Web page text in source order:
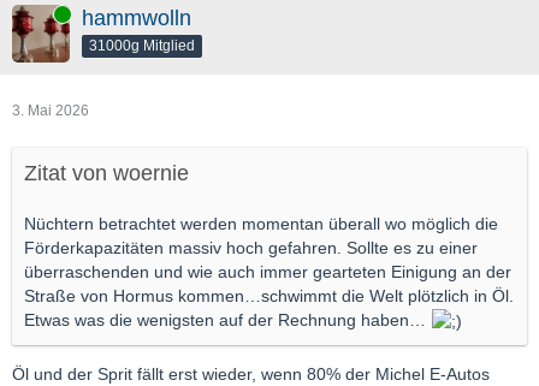
Online hammwolln
31000g Mitglied
3. Mai 2026
Zitat von woernie
Nüchtern betrachtet werden momentan überall wo möglich die
Förderkapazitäten massiv hoch gefahren. Sollte es zu einer
überraschenden und wie auch immer gearteten Einigung an der
Straße von Hormus kommen…schwimmt die Welt plötzlich in Öl.
Etwas was die wenigsten auf der Rechnung haben…
Öl und der Sprit fällt erst wieder, wenn 80% der Michel E-Autos